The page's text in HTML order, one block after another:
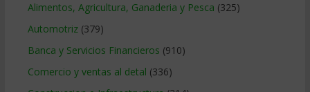
Alimentos, Agricultura, Ganaderia y Pesca (325)
Automotriz(379)
Banca y Servicios Financieros (910)
Comercio y ventas al detal (336)